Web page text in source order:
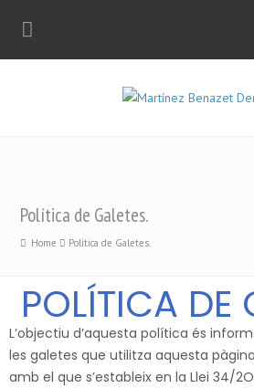
Política de Galetes.
Home Política de Galetes.
POLÍTICA DE
L’objectiu d’aquesta política és
les galetes que utilitza aquesta
amb el que s’estableix en la Llei 34/